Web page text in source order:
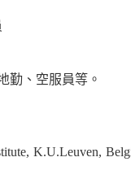
勤、空服員等。
K.U.Leuven,